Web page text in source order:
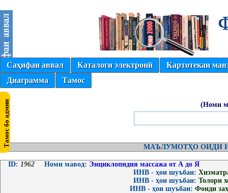
Саҳифаи аввал Каталоги электронӣ
Картотекаи
Диаграмма
Тамос
(Номи
МАЪЛУМОТҲО ОИДИ
ID: 1962 Номи мавод: Энциклопндия массажа от А до Я
ИНВ - ҳои шуъбаи:
ИНВ - ҳои шуъбаи: Толори
ИНВ - ҳои шуъбаи: Фонди